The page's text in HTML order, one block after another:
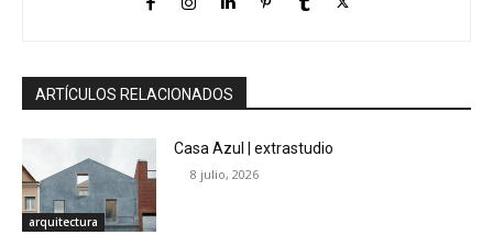
ARTÍCULOS RELACIONADOS
arquitectura
Casa Azul | extrastudio
8 julio, 2026